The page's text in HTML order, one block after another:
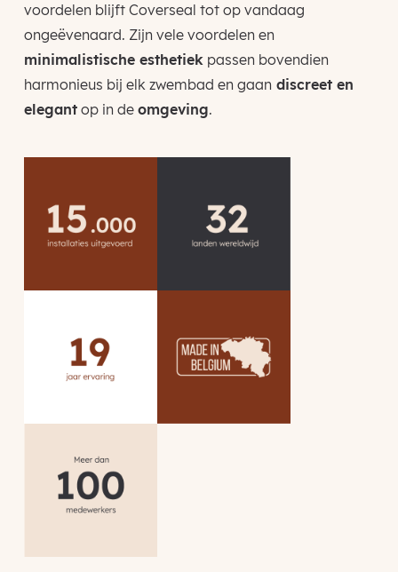
voordelen blijft Coverseal tot op vandaag
ongeëvenaard. Zijn vele voordelen en
minimalistische esthetiekpassen bovendien
harmonieus bij elk zwembad en gaan discreet en
elegantop in de omgeving.